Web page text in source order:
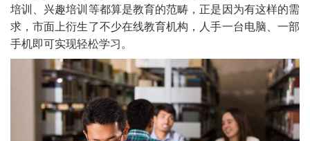
培训、兴趣培训等都算是教育的范畴，正是因为有这样的需
求，市面上衍生了不少在线教育机构，人手一台电脑、一部
手机即可实现轻松学习。